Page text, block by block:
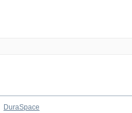
DuraSpace